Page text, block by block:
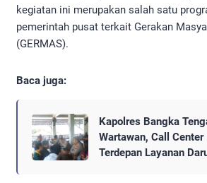
kegiatan ini merupakan salah satu
pemerintah pusat terkait Gerakan
(GERMAS).
Baca juga:
Kapolres Bangka
Wartawan, Call
Terdepan Layanan